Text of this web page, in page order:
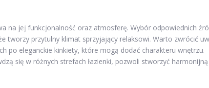
na jej funkcjonalność oraz atmosferę. Wybór odpowiednich
tworzy przytulny klimat sprzyjający relaksowi. Warto zwrócić
po eleganckie kinkiety, które mogą dodać charakteru wnętrzu.
się w różnych strefach łazienki, pozwoli stworzyć harmonijną